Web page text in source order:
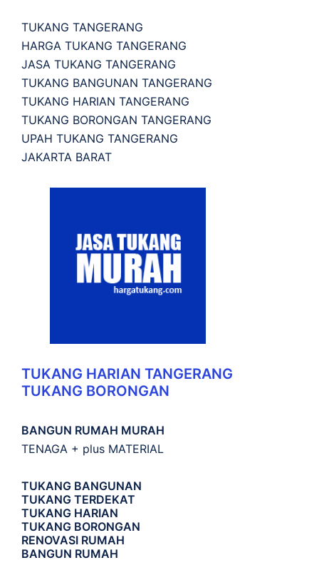
TUKANG TANGERANG
HARGA TUKANG TANGERANG
JASA TUKANG TANGERANG
TUKANG BANGUNAN TANGERANG
TUKANG HARIAN TANGERANG
TUKANG BORONGAN TANGERANG
UPAH TUKANG TANGERANG
JAKARTA BARAT
TUKANG HARIAN TANGERANG
TUKANG BORONGAN
BANGUN RUMAH MURAH
TENAGA + plus MATERIAL
TUKANG BANGUNAN
TUKANG TERDEKAT
TUKANG HARIAN
TUKANG BORONGAN
RENOVASI RUMAH
BANGUN RUMAH